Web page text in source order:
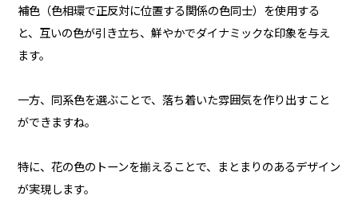
補色（色相環で正反対に位置する関係の色同士）を使用する
と、互いの色が引き立ち、鮮やかでダイナミックな印象を与え
ます。
一方、同系色を選ぶことで、落ち着いた雰囲気を作り出すこと
ができますね。
特に、花の色のトーンを揃えることで、まとまりのあるデザイン
が実現します。